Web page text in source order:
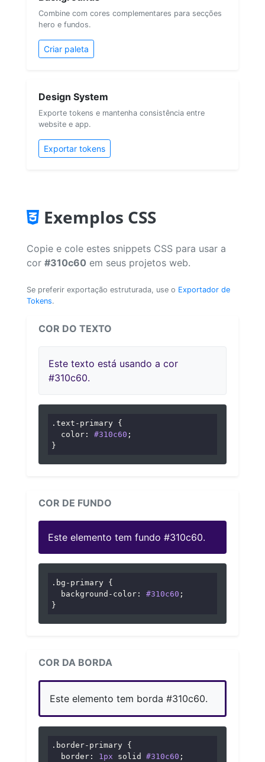
Combine com cores complementares para secções
hero e fundos.
Criar paleta
Design System
Exporte tokens e mantenha consistência entre
website e app.
Exportar tokens
Exemplos CSS
Copie e cole estes snippets CSS para usar a
cor #310c60 em seus projetos web.
Se preferir exportação estruturada, use o Exportador de
Tokens.
COR DO TEXTO
Este texto está usando a cor
#310c60.
.text-primary {
color : #310c60 ;
}
COR DE FUNDO
Este elemento tem fundo #310c60.
.bg-primary {
background-color : #310c60 ;
}
COR DA BORDA
Este elemento tem borda #310c60.
.border-primary {
border : 1px solid #310c60 ;